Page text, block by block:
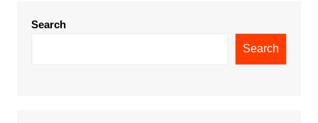
Search
Search